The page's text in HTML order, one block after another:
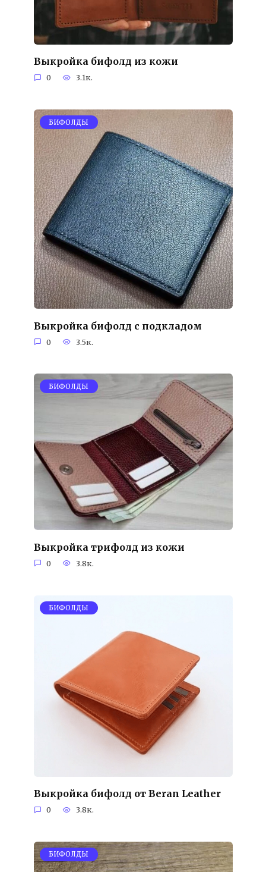
Выкройка бифолд из кожи
0 3.1к.
БИФОЛДЫ
Выкройка бифолд с подкладом
0 3.5к.
БИФОЛДЫ
Выкройка трифолд из кожи
0 3.8к.
БИФОЛДЫ
Выкройка бифолд от Beran Leather
0 3.8к.
БИФОЛДЫ